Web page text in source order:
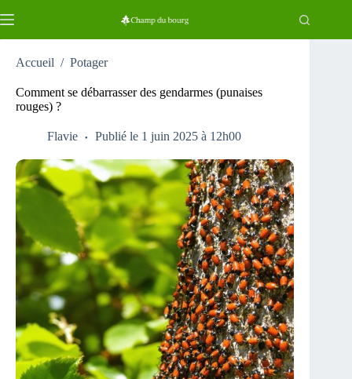
au
Accueil / Potager
Comment se débarrasser des gendarmes (punaises
rouges) ?
Flavie Publié le 1 juin 2025 à 12h00